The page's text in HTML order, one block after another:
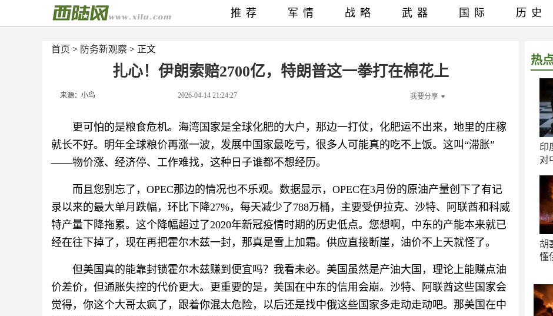
首页 > 防务新观察 > 正文
扎心！伊朗索赔2700亿，特朗普这一拳打在棉花上
来源：小鸟 2026-04-14 21:24:27 我要分享
更可怕的是粮食危机。海湾国家是全球化肥的大户，那边一打仗，化肥运不出来，地里的庄稼
就长不好。明年全球粮价再涨一波，发展中国家最吃亏，很多人可能真的吃不上饭。这叫“滞胀”
——物价涨、经济停、工作难找，这种日子谁都不想经历。
而且您别忘了，OPEC那边的情况也不乐观。数据显示，OPEC在3月份的原油产量创下了有记
录以来的最大单月跌幅，环比下降27%，每天减少了788万桶，主要受伊拉克、沙特、阿联酋和科威
特产量下降拖累。这个降幅超过了2020年新冠疫情时期的历史低点。您想啊，中东的产能本来就已
经在往下掉了，现在再把霍尔木兹一封，那真是雪上加霜。供应直接断崖，油价不上天就怪了。
但美国真的能靠封锁霍尔木兹赚到便宜吗？我看未必。美国虽然是产油大国，理论上能赚点油
价差价，但通胀失控的代价更大。更重要的是，美国在中东的信用会崩。沙特、阿联酋这些国家会
觉得，你这个大哥太疯了，跟着你混太危险，以后还是找中俄这些国家多走动走动吧。那美国在中
热
印
对
胡
懂
推荐 军情 战略 武器 国际 历史